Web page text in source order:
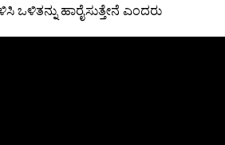
ಒಳಿತನ್ನು ಹಾರೈಸುತ್ತೇನೆ ಎಂದರು